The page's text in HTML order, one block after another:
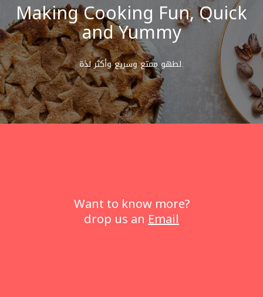
Making Cooking Fun, Quick
and Yummy
لطهو ممتع وسريع وأكثر لذة.
Want to know more?
drop us an Email